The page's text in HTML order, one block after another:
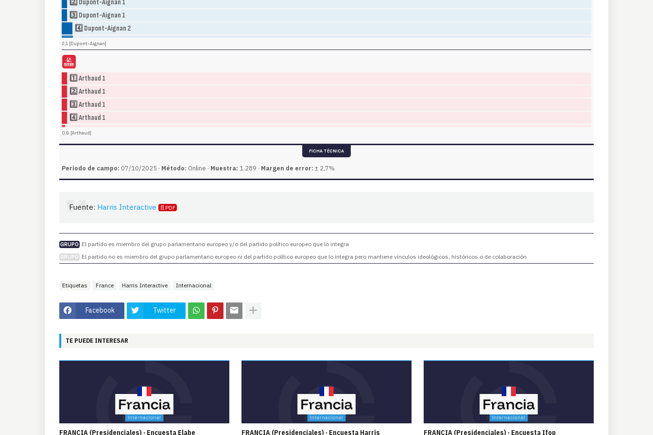
2️⃣ Dupont-Aignan 1
3️⃣ Dupont-Aignan 1
4️⃣ Dupont-Aignan 2
2,1 [Dupont-Aignan]
Lutte Ouvrière (LO)· Lucha Obrera
1️⃣ Arthaud 1
2️⃣ Arthaud 1
3️⃣ Arthaud 1
4️⃣ Arthaud 1
0,6 [Arthaud]
FICHA TÉCNICA
Periodo de campo: 07/10/2025 · Método: Online · Muestra: 1.289 · Margen de error: ± 2,7%
Fuente: Harris Interactive 📄PDF
GRUPO El partido es miembro del grupo parlamentario europeo y/o del partido político europeo que lo integra
GRUPO El partido no es miembro del grupo parlamentario europeo ni del partido político europeo que lo integra pero mantiene vínculos ideológicos, históricos o de colaboración
Etiquetas France Harris Interactive Internacional
Facebook Twitter
TE PUEDE INTERESAR
FRANCIA (Presidenciales) · Encuesta Elabe FRANCIA (Presidenciales) · Encuesta Harris FRANCIA (Presidenciales) · Encuesta Ifop